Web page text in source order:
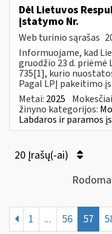
Dėl Lietuvos
įstatymo Nr.
Web turinio sąrašas
Informuojame, kad
gruodžio 23 d. priėmė
735[1], kurio
Pagal LPĮ pakeitimo
Metai: 2025
žinyno kategorijos:
Labdaros ir paramos
20 Įrašų(-ai)
1 ... 56 57